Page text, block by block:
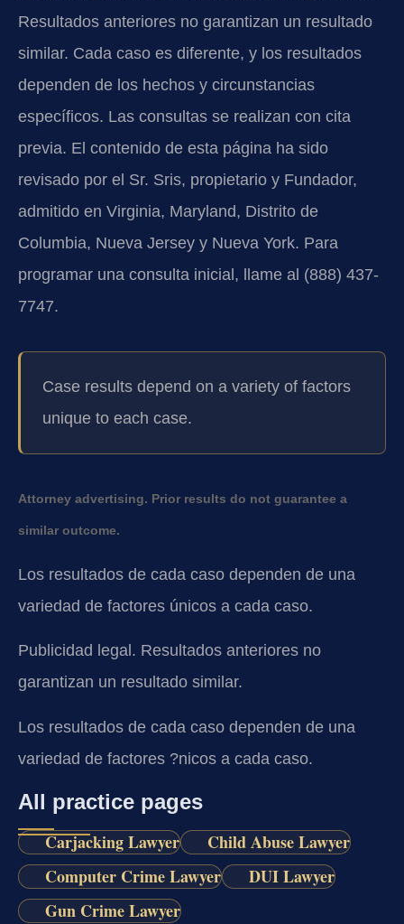
Resultados anteriores no garantizan un resultado
similar. Cada caso es diferente, y los resultados
dependen de los hechos y circunstancias
específicos. Las consultas se realizan con cita
previa. El contenido de esta página ha sido
revisado por el Sr. Sris, propietario y Fundador,
admitido en Virginia, Maryland, Distrito de
Columbia, Nueva Jersey y Nueva York. Para
programar una consulta inicial, llame al (888) 437-
7747.
Case results depend on a variety of factors
unique to each case.
Attorney advertising. Prior results do not guarantee a
similar outcome.
Los resultados de cada caso dependen de una
variedad de factores únicos a cada caso.
Publicidad legal. Resultados anteriores no
garantizan un resultado similar.
Los resultados de cada caso dependen de una
variedad de factores ?nicos a cada caso.
All practice pages
Carjacking Lawyer
Child Abuse Lawyer
Computer Crime Lawyer
DUI Lawyer
Gun Crime Lawyer